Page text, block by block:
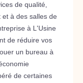
de qualité,
à des salles de
à L'Usine
de réduire vos
un bureau à
de certaines